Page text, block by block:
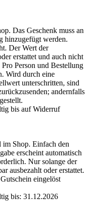
Das Geschenk muss an
hinzugefügt werden.
Der Wert der
erstattet und auch nicht
Person und Bestellung
Wird durch eine
unterschritten, sind
andernfalls
bis auf Widerruf
Shop. Einfach den
erscheint automatisch
Nur solange der
ausbezahlt oder erstattet.
eingelöst
bis: 31.12.2026